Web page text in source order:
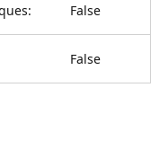
False
False